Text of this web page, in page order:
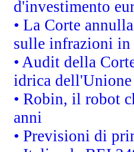
d'investimento
• La Corte
sulle infrazioni in
• Audit della
idrica
• Robin, il robot
anni
• Previsioni di